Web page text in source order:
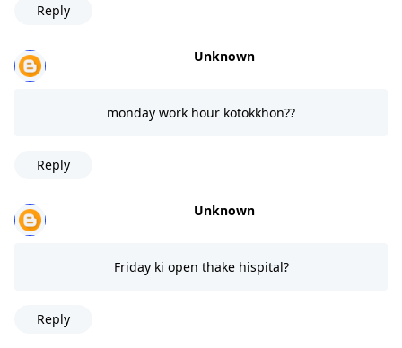
Reply
Unknown
monday work hour kotokkhon??
Reply
Unknown
Friday ki open thake hispital?
Reply